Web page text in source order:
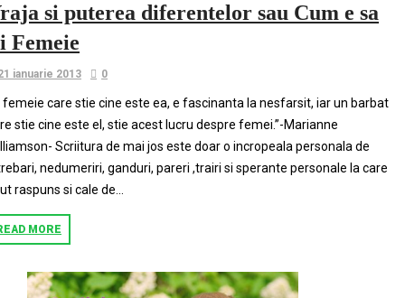
si puterea diferentelor sau Cum e sa
Femeie
ianuarie 2013 0
femeie care stie cine este ea, e fascinanta la nesfarsit, iar un barbat
stie cine este el, stie acest lucru despre femei.”-Marianne
Scriitura de mai jos este doar o incropeala personala de
nedumeriri, ganduri, pareri ,trairi si sperante personale la care
raspuns si cale de...
MORE